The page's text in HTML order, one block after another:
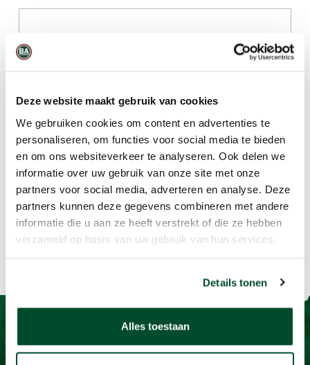
Deze website maakt gebruik van cookies
We gebruiken cookies om content en advertenties te
personaliseren, om functies voor social media te bieden
en om ons websiteverkeer te analyseren. Ook delen we
informatie over uw gebruik van onze site met onze
partners voor social media, adverteren en analyse. Deze
partners kunnen deze gegevens combineren met andere
informatie die u aan ze heeft verstrekt of die ze hebben
verzameld op basis van uw gebruik van hun services.
Details tonen
Alles toestaan
Telefoonnummer
E-mailadres*
Contact